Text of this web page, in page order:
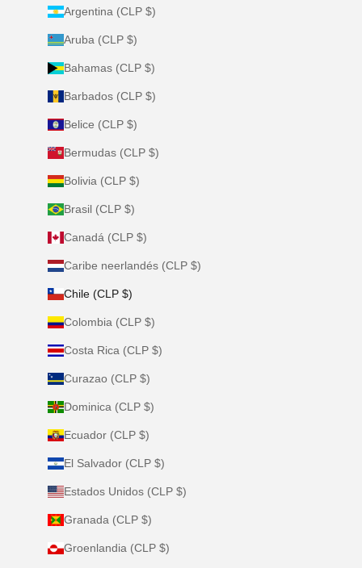
Argentina (CLP $)
Aruba (CLP $)
Bahamas (CLP $)
Barbados (CLP $)
Belice (CLP $)
Bermudas (CLP $)
Bolivia (CLP $)
Brasil (CLP $)
Canadá (CLP $)
Caribe neerlandés (CLP $)
Chile (CLP $)
Colombia (CLP $)
Costa Rica (CLP $)
Curazao (CLP $)
Dominica (CLP $)
Ecuador (CLP $)
El Salvador (CLP $)
Estados Unidos (CLP $)
Granada (CLP $)
Groenlandia (CLP $)